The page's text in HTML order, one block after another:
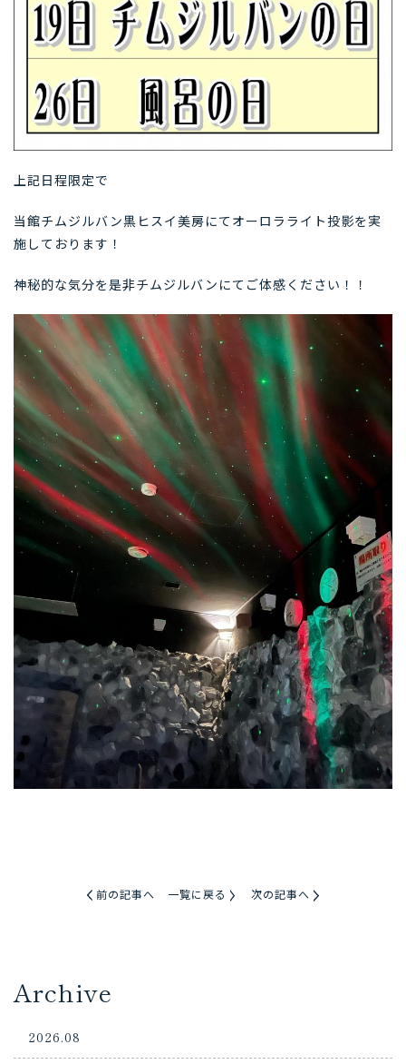
上記日程限定で
当館チムジルバン黒ヒスイ美房にてオーロラライト投影を実
施しております！
神秘的な気分を是非チムジルバンにてご体感ください！！
前の記事へ 一覧に戻る 次の記事へ
Archive
2026.08